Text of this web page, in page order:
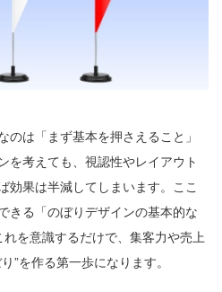
のは「まず基本を押さえること」
を考えても、視認性やレイアウト
効果は半減してしまいます。ここ
きる「のぼりデザインの基本的な
を意識するだけで、集客力や売上
”を作る第一歩になります。